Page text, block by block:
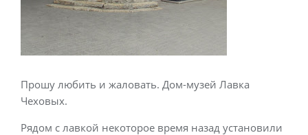
Прошу любить и жаловать. Дом-музей Лавка
Чеховых.
Рядом с лавкой некоторое время назад установили